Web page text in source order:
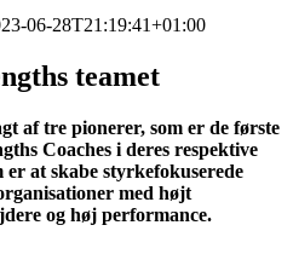
06-28T21:19:41+01:00
teamet
af tre pionerer, som er de første
Coaches i deres respektive
at skabe styrkefokuserede
med højt
og høj performance.